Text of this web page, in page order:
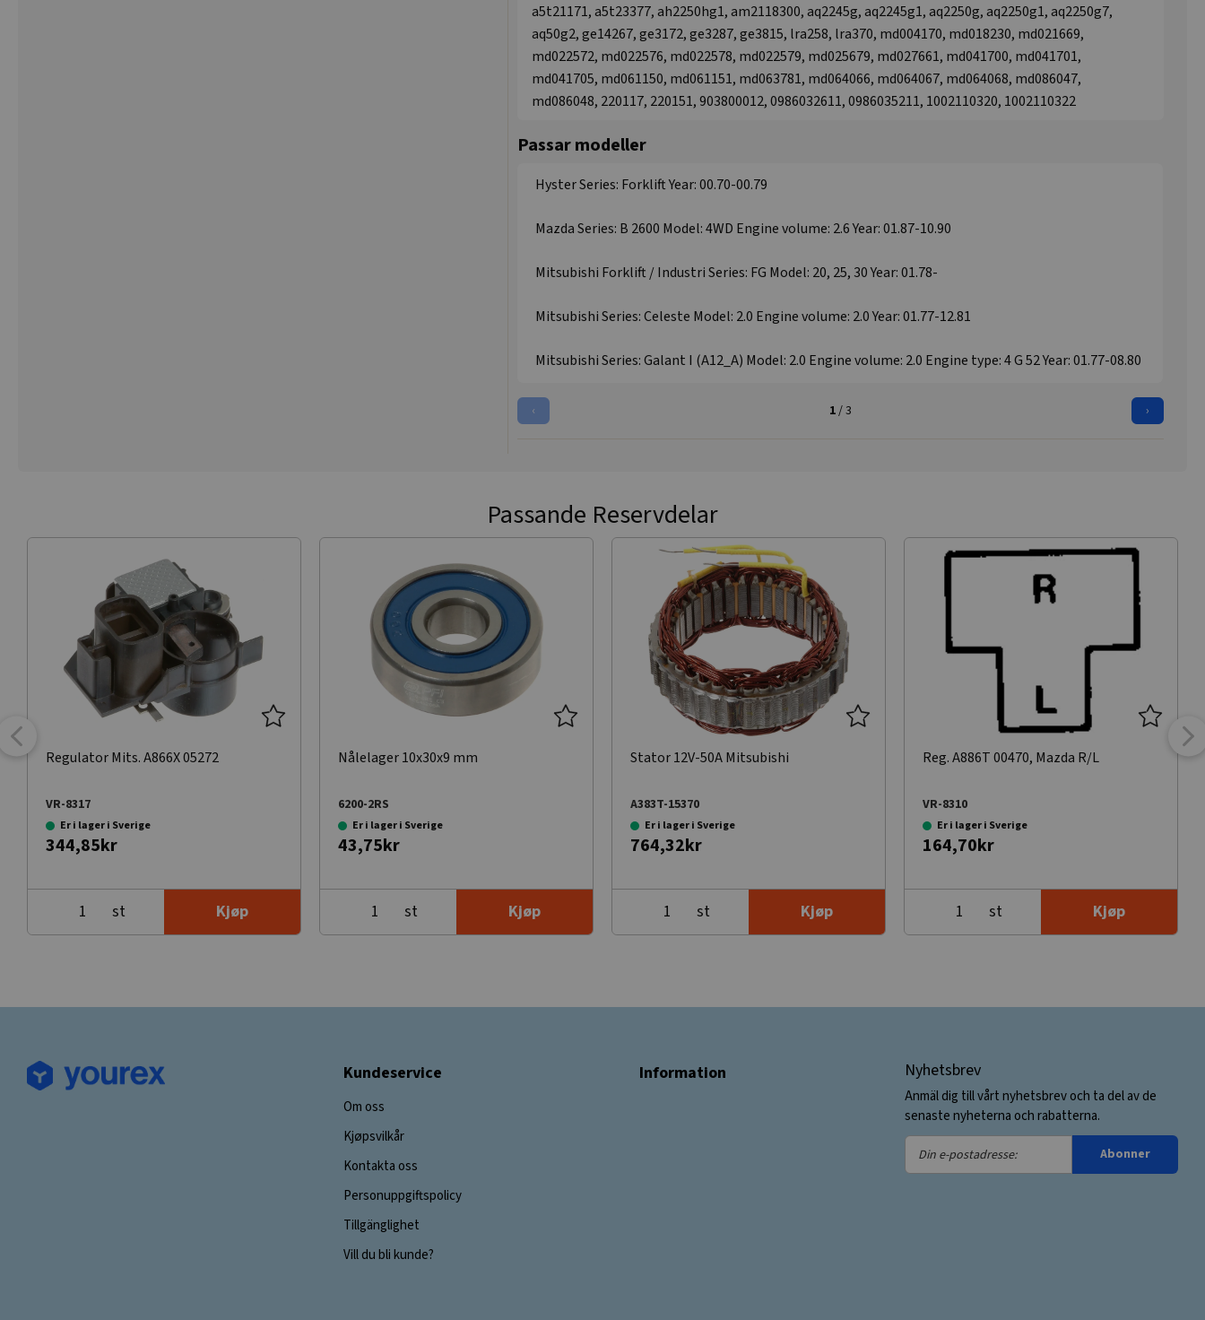
a5t21171, a5t23377, ah2250hg1, am2118300, aq2245g, aq2245g1, aq2250g, aq2250g1, aq2250g7,
aq50g2, ge14267, ge3172, ge3287, ge3815, lra258, lra370, md004170, md018230, md021669,
md022572, md022576, md022578, md022579, md025679, md027661, md041700, md041701,
md041705, md061150, md061151, md063781, md064066, md064067, md064068, md086047,
md086048, 220117, 220151, 903800012, 0986032611, 0986035211, 1002110320, 1002110322
Passar modeller
Hyster Series: Forklift Year: 00.70-00.79
Mazda Series: B 2600 Model: 4WD Engine volume: 2.6 Year: 01.87-10.90
Mitsubishi Forklift / Industri Series: FG Model: 20, 25, 30 Year: 01.78-
Mitsubishi Series: Celeste Model: 2.0 Engine volume: 2.0 Year: 01.77-12.81
Mitsubishi Series: Galant I (A12_A) Model: 2.0 Engine volume: 2.0 Engine type: 4 G 52 Year: 01.77-08.80
‹ 1/ 3 ›
Passande Reservdelar
Regulator Mits. A866X 05272
VR-8317
Er i lager i Sverige
344,85kr
st Kjøp
Nålelager 10x30x9 mm
6200-2RS
Er i lager i Sverige
43,75kr
st Kjøp
Stator 12V-50A Mitsubishi
A383T-15370
Er i lager i Sverige
764,32kr
st Kjøp
Reg. A886T 00470, Mazda R/L
VR-8310
Er i lager i Sverige
164,70kr
st Kjøp
Kundeservice
Om oss
Kjøpsvilkår
Kontakta oss
Personuppgiftspolicy
Tillgänglighet
Vill du bli kunde?
Information Nyhetsbrev
Anmäl dig till vårt nyhetsbrev och ta del av de
senaste nyheterna och rabatterna.
Din
e-
Abonner